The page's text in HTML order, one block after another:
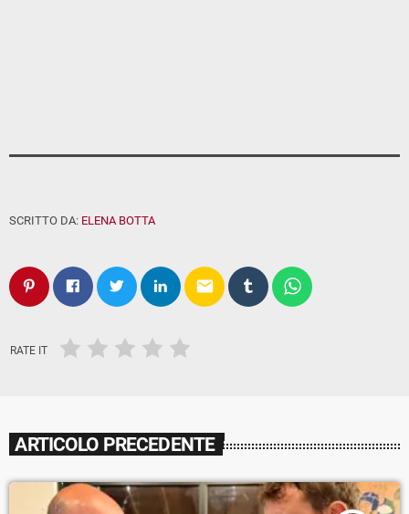
SCRITTO DA: ELENA BOTTA
email
RATE IT
ARTICOLO PRECEDENTE